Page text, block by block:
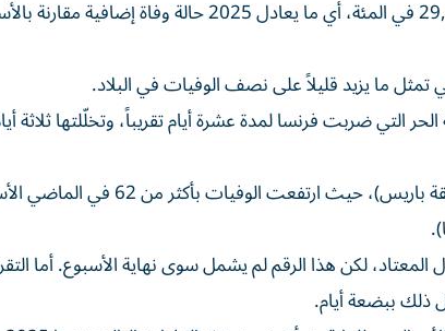
وأفادت وكالة الصحة العامة في تقرير جديد، ب«زيادة قدرها 29,1 في المئة، أي ما يعادل
تمثل ما يزيد قليلاً على نصف الوفيات في البلاد.
لموجة الحر التي ضربت فرنسا لمدة عشرة أيام تقريباً، وتخلّلتها
ويبرز هذا الاتجاه بشكل خاص في منطقة إيل دو فرانس (منطقة
لكن هذا الرقم لم يشمل سوى نهاية الأسبوع. أما
ذلك ببضعة أيام.